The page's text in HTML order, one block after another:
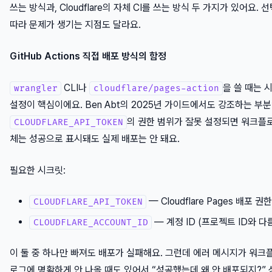
쓰는 방식과, Cloudflare의 자체 CI를 쓰는 방식 두 가지가 있어요. 선
따라 문제가 생기는 지점도 달라요.
GitHub Actions 직접 배포 방식의 함정
wrangler CLI나 cloudflare/pages-action 을 쓸 때는
설정이 핵심이에요. Ben Abt의 2025년 가이드에서도 강조하는 부
CLOUDFLARE_API_TOKEN 의 권한 범위가 잘못 설정되면 워크플
체는 성공으로 표시돼도 실제 배포는 안 돼요.
필요한 시크릿:
CLOUDFLARE_API_TOKEN — Cloudflare Pages 배포 권
CLOUDFLARE_ACCOUNT_ID — 계정 ID (프로젝트 ID와 다
이 둘 중 하나만 빠져도 배포가 실패해요. 그런데 에러 메시지가 워크